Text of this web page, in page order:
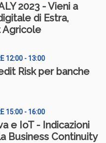
2023 - Vieni a
di Estra,
Agricole
12:00 - 13:00
Risk per banche
15:00 - 16:00
e IoT - Indicazioni
Business Continuity